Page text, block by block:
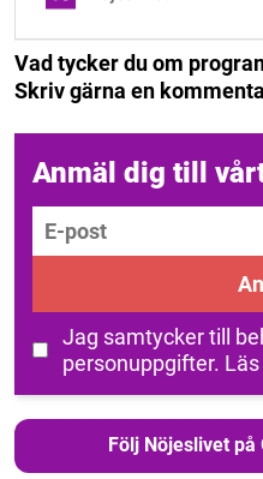
Vad tycker du om
Skriv gärna en
Anmäl dig till
E-post
Jag samtycker till
personuppgifter.
Följ Nöjeslivet på